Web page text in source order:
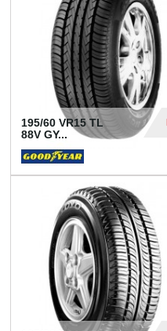
195/60 VR15 TL
88V GY...